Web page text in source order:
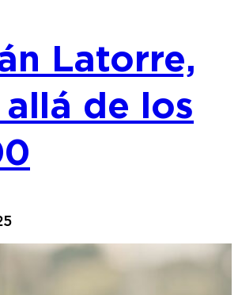
Latorre,
allá de los